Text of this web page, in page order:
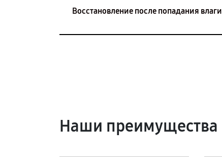
Восстановление после попадания влаги
Наши преимущества